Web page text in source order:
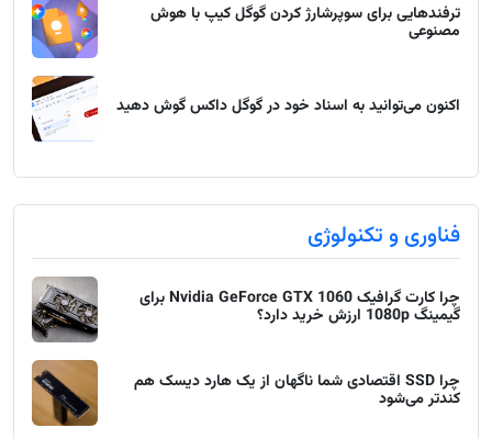
ترفندهایی برای سوپرشارژ کردن گوگل کیپ با هوش
مصنوعی
اکنون می‌توانید به اسناد خود در گوگل داکس گوش دهید
فناوری و تکنولوژی
چرا کارت گرافیک Nvidia GeForce GTX 1060 برای
گیمینگ 1080p ارزش خرید دارد؟
چرا SSD اقتصادی شما ناگهان از یک هارد دیسک هم
کندتر می‌شود